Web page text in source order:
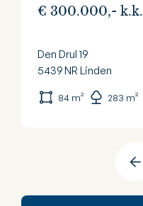
€ 300.000,- k.k.
Den Drul 19
5439 NR Linden
84 m² 283 m²